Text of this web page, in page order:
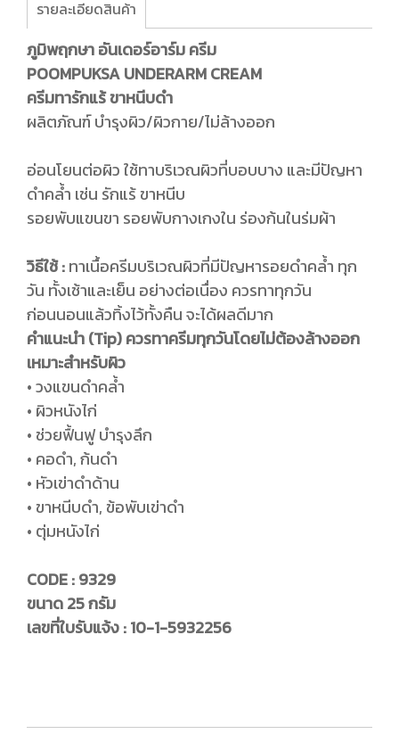
รายละเอียดสินค้า
ภูมิพฤกษา อันเดอร์อาร์ม ครีม
POOMPUKSA UNDERARM CREAM
ครีมทารักแร้ ขาหนีบดำ
ผลิตภัณฑ์ บำรุงผิว/ผิวกาย/ไม่ล้างออก
อ่อนโยนต่อผิว ใช้ทาบริเวณผิวที่บอบบาง และมีปัญหา
ดำคล้ำ เช่น รักแร้ ขาหนีบ
รอยพับแขนขา รอยพับกางเกงใน ร่องก้นในร่มผ้า
วิธีใช้ :ทาเนื้อครีมบริเวณผิวที่มีปัญหารอยดำคล้ำ ทุก
วัน ทั้งเช้าและเย็น อย่างต่อเนื่อง ควรทาทุกวัน
ก่อนนอนแล้วทิ้งไว้ทั้งคืน จะได้ผลดีมาก
คำแนะนำ (Tip) ควรทาครีมทุกวันโดยไม่ต้องล้างออก
เหมาะสำหรับผิว
• วงแขนดำคล้ำ
• ผิวหนังไก่
• ช่วยฟื้นฟู บำรุงลึก
• คอดำ, ก้นดำ
• หัวเข่าดำด้าน
• ขาหนีบดำ, ข้อพับเข่าดำ
• ตุ่มหนังไก่
CODE : 9329
ขนาด 25 กรัม
เลขที่ใบรับแจ้ง : 10-1-5932256